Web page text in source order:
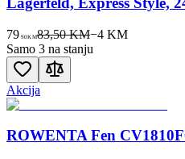
79 90KM83,50 KM−4KM
Samo 3 na stanju
Akcija
ROWENTA Fen